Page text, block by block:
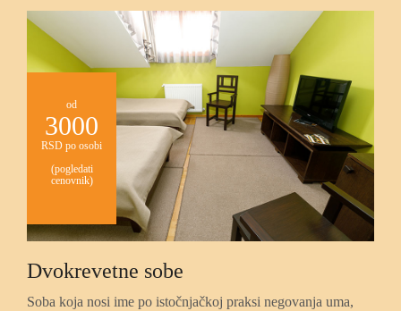
od
3000
RSD po osobi
(pogledati
cenovnik)
Dvokrevetne sobe
Soba koja nosi ime po istočnjačkoj praksi negovanja uma,